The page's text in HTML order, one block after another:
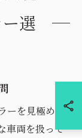
選
ーを見極める
車両を扱って